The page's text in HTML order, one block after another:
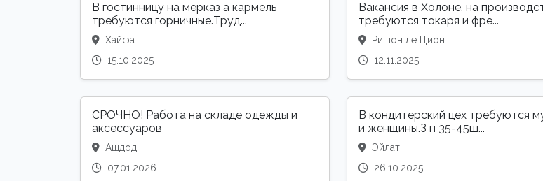
В гостинницу на мерказ а кармель
требуются горничные.Труд...
Хайфа
15.10.2025
Вакансия в Холоне, на
требуются токаря и фре...
Ришон ле Цион
12.11.2025
СРОЧНО! Работа на складе одежды и
аксессуаров
Ашдод
07.01.2026
В кондитерский цех требуются
и женщины.З п 35-45ш...
Эйлат
26.10.2025